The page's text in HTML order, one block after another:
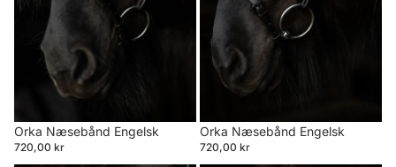
Orka Næsebånd Engelsk
720,00 kr
Orka Næsebånd Engelsk
720,00 kr